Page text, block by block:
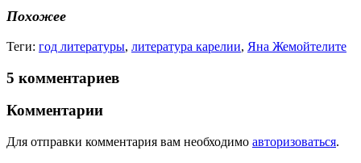
Похожее
Теги: год литературы, литература карелии, Яна Жемойтелите
5 комментариев
Комментарии
Для отправки комментария вам необходимо авторизоваться.